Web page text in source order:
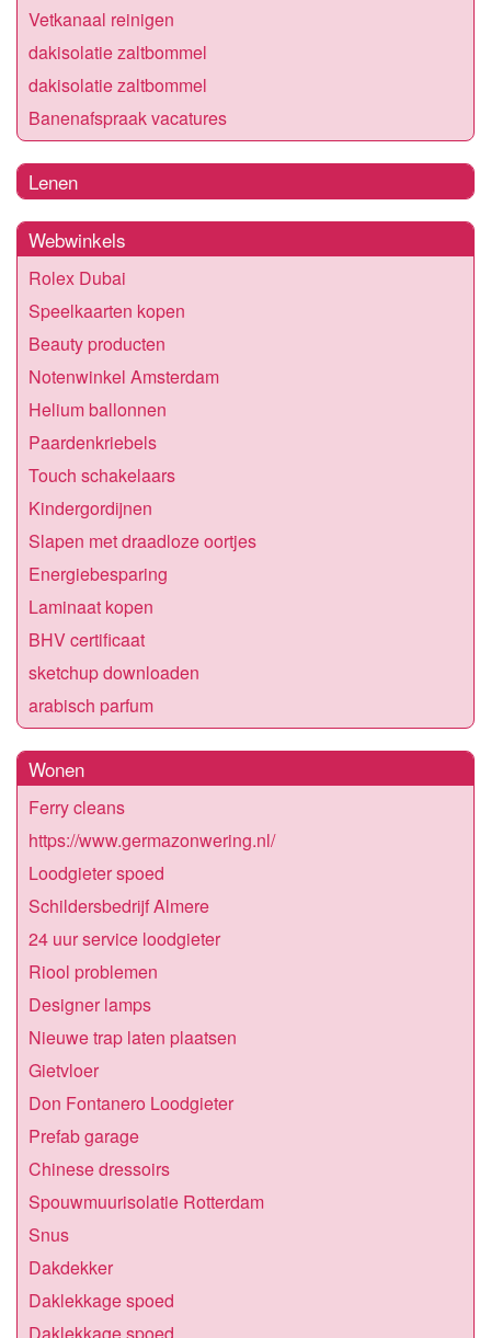
Vetkanaal reinigen
dakisolatie zaltbommel
dakisolatie zaltbommel
Banenafspraak vacatures
Lenen
Webwinkels
Rolex Dubai
Speelkaarten kopen
Beauty producten
Notenwinkel Amsterdam
Helium ballonnen
Paardenkriebels
Touch schakelaars
Kindergordijnen
Slapen met draadloze oortjes
Energiebesparing
Laminaat kopen
BHV certificaat
sketchup downloaden
arabisch parfum
Wonen
Ferry cleans
https://www.germazonwering.nl/
Loodgieter spoed
Schildersbedrijf Almere
24 uur service loodgieter
Riool problemen
Designer lamps
Nieuwe trap laten plaatsen
Gietvloer
Don Fontanero Loodgieter
Prefab garage
Chinese dressoirs
Spouwmuurisolatie Rotterdam
Snus
Dakdekker
Daklekkage spoed
Daklekkage spoed